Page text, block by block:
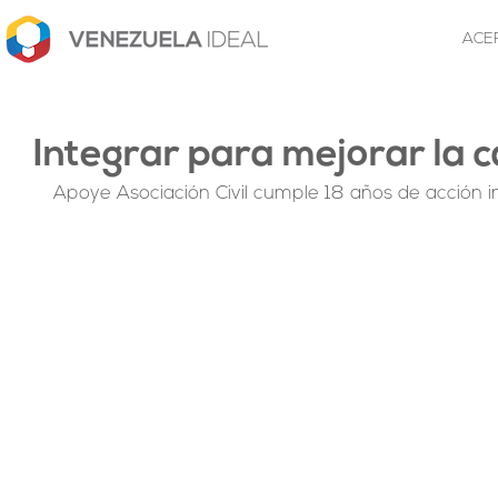
Integrar para mejorar la
Apoye Asociación Civil cumple 18 años de acción